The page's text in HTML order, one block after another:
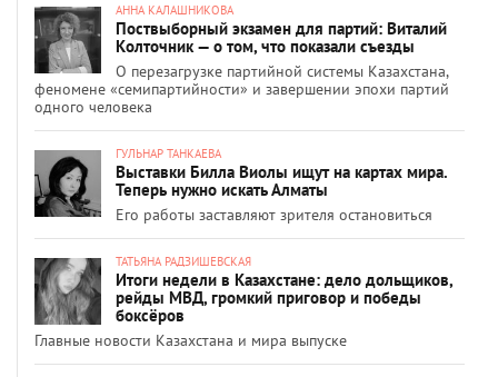
АННА КАЛАШНИКОВА
Поствыборный экзамен для партий: Виталий
Колточник — о том, что показали съезды
О перезагрузке партийной системы Казахстана,
феномене «семипартийности» и завершении эпохи партий
одного человека
ГУЛЬНАР ТАНКАЕВА
Выставки Билла Виолы ищут на картах мира.
Теперь нужно искать Алматы
Его работы заставляют зрителя остановиться
ТАТЬЯНА РАДЗИШЕВСКАЯ
Итоги недели в Казахстане: дело дольщиков,
рейды МВД, громкий приговор и победы
боксёров
Главные новости Казахстана и мира выпуске